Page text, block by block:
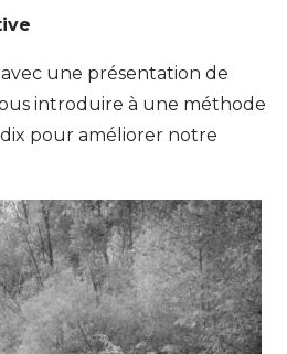
une présentation de
introduire à une méthode
pour améliorer notre